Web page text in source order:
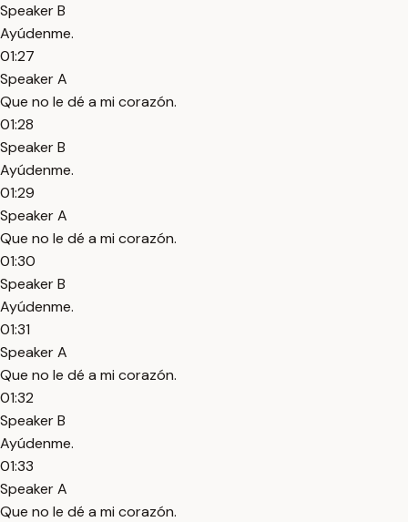
Speaker B
Ayúdenme.
01:27
Speaker A
Que no le dé a mi corazón.
01:28
Speaker B
Ayúdenme.
01:29
Speaker A
Que no le dé a mi corazón.
01:30
Speaker B
Ayúdenme.
01:31
Speaker A
Que no le dé a mi corazón.
01:32
Speaker B
Ayúdenme.
01:33
Speaker A
Que no le dé a mi corazón.